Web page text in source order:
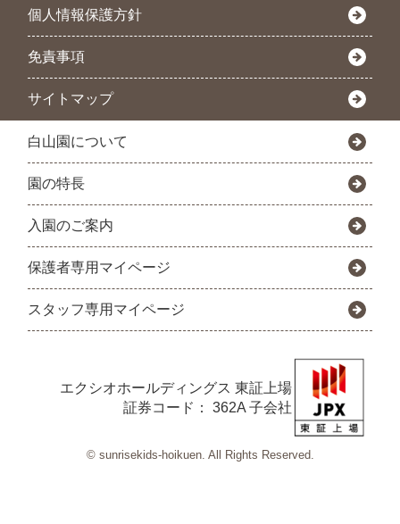
個人情報保護方針
免責事項
サイトマップ
白山園について
園の特長
入園のご案内
保護者専用マイページ
スタッフ専用マイページ
エクシオホールディングス 東証上場
証券コード： 362A 子会社
© sunrisekids-hoikuen. All Rights Reserved.